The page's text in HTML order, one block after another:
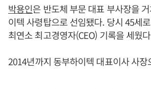
박용인은 반도체 부문 대표 부사장을
이텍 사령탑으로 선임됐다. 당시 45세
최연소 최고경영자(CEO) 기록을 세웠
2014년까지 동부하이텍 대표이사 사장